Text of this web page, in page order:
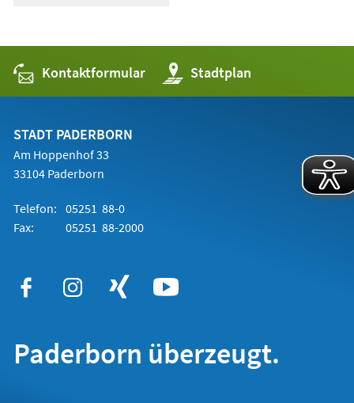
Kontaktformular Stadtplan
(Öffnet
in
einem
STADT PADERBORN
Am Hoppenhof 33
33104 Paderborn
Telefon: 05251 88-0
Fax:
05251 88-2000
Paderborn überzeugt.